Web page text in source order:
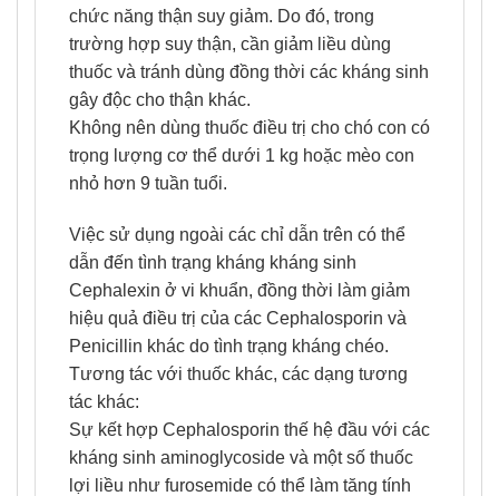
chức năng thận suy giảm. Do đó, trong
trường hợp suy thận, cần giảm liều dùng
thuốc và tránh dùng đồng thời các kháng sinh
gây độc cho thận khác.
Không nên dùng thuốc điều trị cho chó con có
trọng lượng cơ thể dưới 1 kg hoặc mèo con
nhỏ hơn 9 tuần tuổi.
Việc sử dụng ngoài các chỉ dẫn trên có thể
dẫn đến tình trạng kháng kháng sinh
Cephalexin ở vi khuẩn, đồng thời làm giảm
hiệu quả điều trị của các Cephalosporin và
Penicillin khác do tình trạng kháng chéo.
Tương tác với thuốc khác, các dạng tương
tác khác:
Sự kết hợp Cephalosporin thế hệ đầu với các
kháng sinh aminoglycoside và một số thuốc
lợi liều như furosemide có thể làm tăng tính